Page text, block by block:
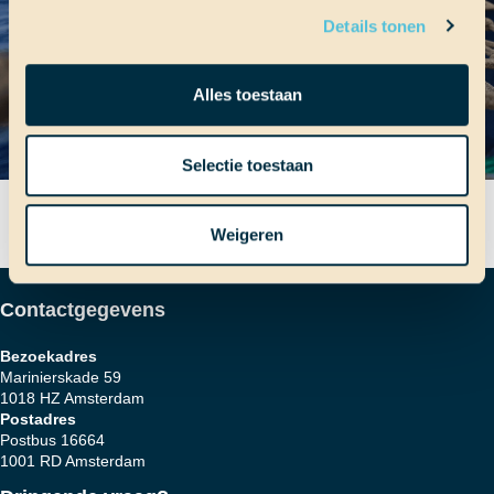
Details tonen
Alles toestaan
Selectie toestaan
Weigeren
Contactgegevens
Bezoekadres
Marinierskade 59
1018 HZ Amsterdam
Postadres
Postbus 16664
1001 RD Amsterdam